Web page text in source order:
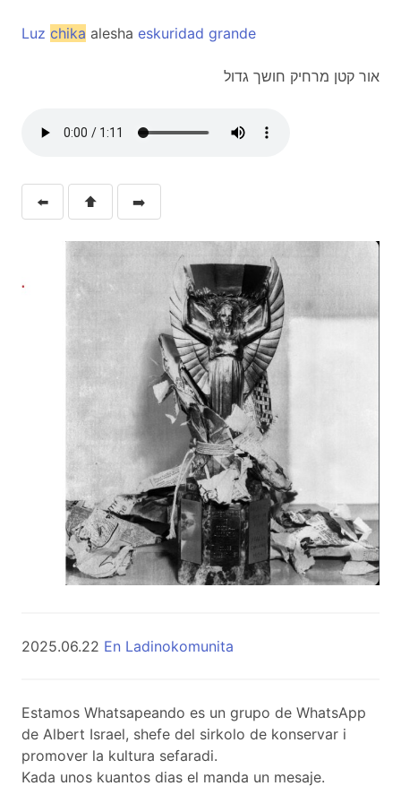
Luz chika alesha eskuridad grande
אור קטן מרחיק חושך גדול
⬅️ ⬆️ ➡️
2025.06.22 En Ladinokomunita
Estamos Whatsapeando es un grupo de WhatsApp
de Albert Israel, shefe del sirkolo de konservar i
promover la kultura sefaradi.
Kada unos kuantos dias el manda un mesaje.